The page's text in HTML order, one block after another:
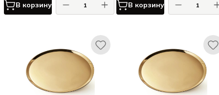
В корзину В корзину